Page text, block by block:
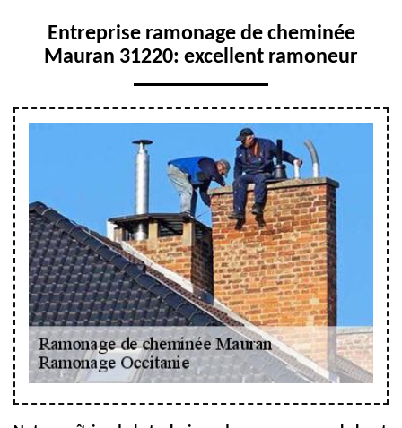
Entreprise ramonage de cheminée
Mauran 31220: excellent ramoneur